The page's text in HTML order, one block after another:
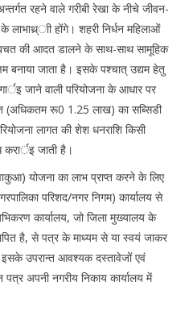
रहने वाले गरीबी रेखा के नीचे जीवन-
लाभाथ्र्ाी होंगे। शहरी निर्धन महिलाओं
की आदत डालने के साथ-साथ सामूहिक
बनाया जाता है। इसके पश्चात् उद्यम हेतु
जाने वाली परियोजना के आधार पर
(अधिकतम रू0 1.25 लाख) का सब्सिडी
लागत की शेश धनराशि किसी
जाती है।
योजना का लाभ प्राप्त करने के लिए
परिशद/नगर निगम) कार्यालय से
कार्यालय, जो जिला मुख्यालय के
है, से पत्र के माध्यम से या स्वयं जाकर
इसके उपरान्त आवश्यक दस्तावेजों एवं
अपनी नगरीय निकाय कार्यालय में